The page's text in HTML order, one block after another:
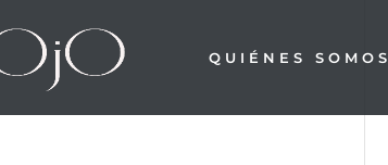
QUIÉNES SOMOS